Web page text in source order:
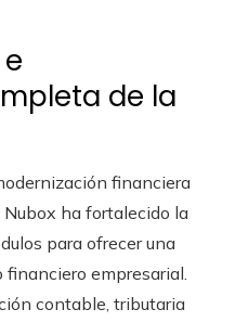
de la
financiera
ha fortalecido la
para ofrecer una
empresarial.
contable, tributaria